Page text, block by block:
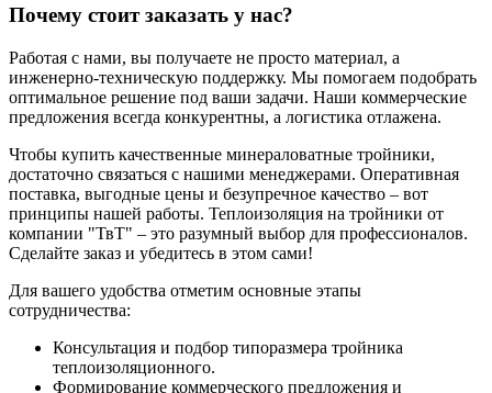
Почему стоит заказать у нас?
Работая с нами, вы получаете не просто материал, а
инженерно-техническую поддержку. Мы помогаем подобрать
оптимальное решение под ваши задачи. Наши коммерческие
предложения всегда конкурентны, а логистика отлажена.
Чтобы купить качественные минераловатные тройники,
достаточно связаться с нашими менеджерами. Оперативная
поставка, выгодные цены и безупречное качество – вот
принципы нашей работы. Теплоизоляция на тройники от
компании "ТвТ" – это разумный выбор для профессионалов.
Сделайте заказ и убедитесь в этом сами!
Для вашего удобства отметим основные этапы
сотрудничества:
Консультация и подбор типоразмера тройника
теплоизоляционного.
Формирование коммерческого предложения и